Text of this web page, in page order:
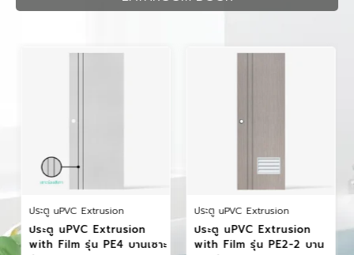
ประตู uPVC Extrusion
ประตู uPVC Extrusion
with Film รุ่น PE4 บานเซาะ
ประตู uPVC Extrusion
ประตู uPVC Extrusion
with Film รุ่น PE2-2 บาน